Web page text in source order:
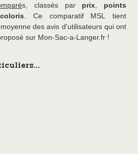
s, classés par prix
points
coloris . Ce comparatif MSL tient
des avis d'utilisateurs qui ont
sur Mon-Sac-a-Langer.fr !